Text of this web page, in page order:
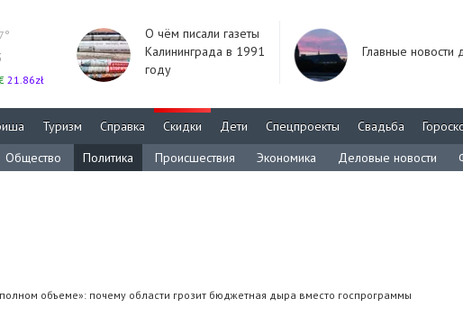
21.86zł
О чём писали газеты
Калининграда в 1991
году
Главные новости
Туризм Справка Скидки Дети Спецпроекты Свадьба
Общество Политика Происшествия Экономика Деловые новости
объеме»: почему области грозит бюджетная дыра вместо госпрограммы